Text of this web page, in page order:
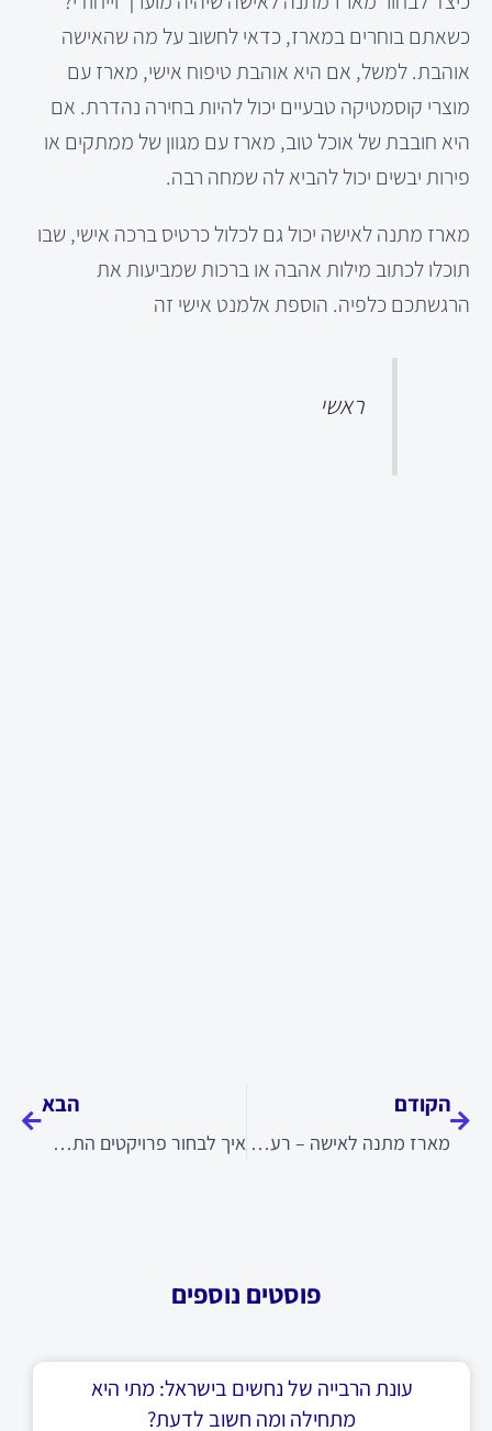
כשאתם בוחרים במארז, כדאי לחשוב על מה שהאישה
אוהבת. למשל, אם היא אוהבת טיפוח אישי, מארז עם
מוצרי קוסמטיקה טבעיים יכול להיות בחירה נהדרת. אם
היא חובבת של אוכל טוב, מארז עם מגוון של ממתקים או
פירות יבשים יכול להביא לה שמחה רבה.
מארז מתנה לאישה יכול גם לכלול כרטיס ברכה אישי, שבו
תוכלו לכתוב מילות אהבה או ברכות שמביעות את
הרגשתכם כלפיה. הוספת אלמנט אישי זה
ראשי
הקודם
מארז מתנה לאישה – רעיונות מקוריים ומרגשים
הבא
איך לבחור פרויקטים התחדשות עירונית מתאימים
פוסטים נוספים
עונת הרבייה של נחשים בישראל: מתי היא
מתחילה ומה חשוב לדעת?